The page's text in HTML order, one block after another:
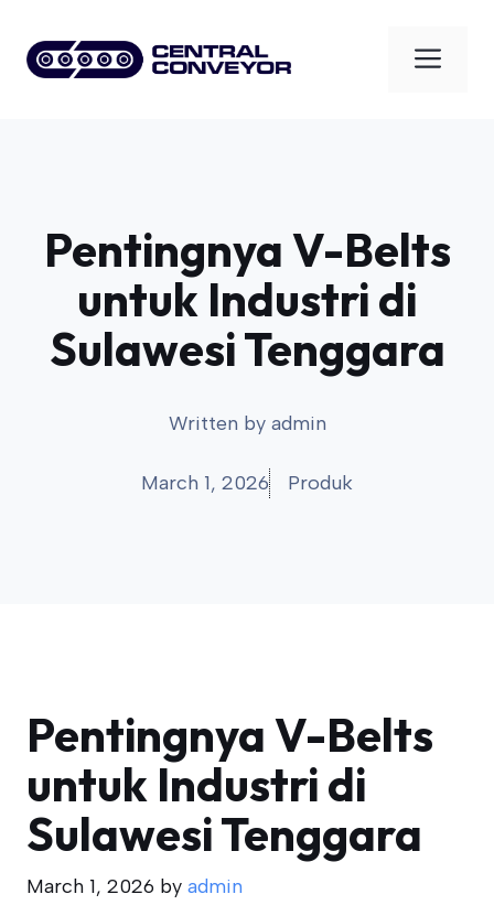
content
Pentingnya V-Belts
untuk Industri di
Sulawesi Tenggara
Written by admin
March 1, 2026 Produk
Pentingnya V-Belts
untuk Industri di
Sulawesi Tenggara
March 1, 2026 by admin